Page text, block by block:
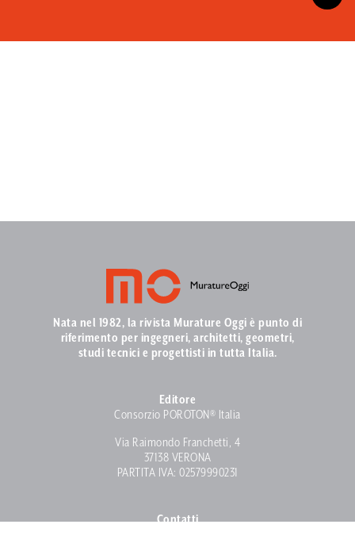
Nata nel 1982, la rivista Murature Oggi è punto di
riferimento per ingegneri, architetti, geometri,
studi tecnici e progettisti in tutta Italia.
Editore
Consorzio POROTON® Italia
Via Raimondo Franchetti, 4
37138 VERONA
PARTITA IVA: 02579990231
Contatti